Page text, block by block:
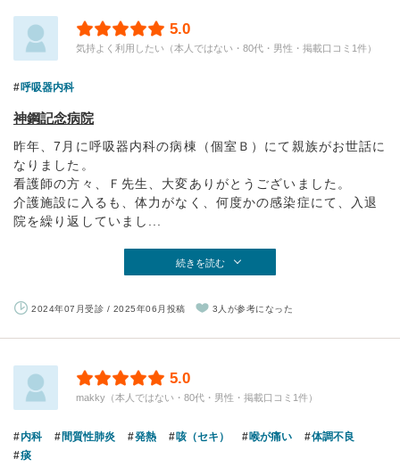
5.0
気持よく利用したい（本人ではない・80代・男性・掲載口コミ1件）
呼吸器内科
神鋼記念病院
昨年、7月に呼吸器内科の病棟（個室Ｂ）にて親族がお世話に
なりました。
看護師の方々、Ｆ先生、大変ありがとうございました。
介護施設に入るも、体力がなく、何度かの感染症にて、入退
院を繰り返していまし...
続きを読む
2024年07月受診 / 2025年06月投稿 3人が参考になった
5.0
makky（本人ではない・80代・男性・掲載口コミ1件）
内科 間質性肺炎 発熱 咳（セキ） 喉が痛い
体調不良
痰